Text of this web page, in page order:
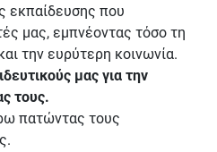
εκπαίδευσης που
μας, εμπνέοντας τόσο τη
την ευρύτερη κοινωνία.
μας για την
τους.
πατώντας τους